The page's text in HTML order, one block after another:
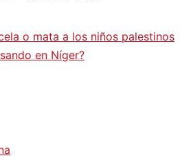
o mata a los niños palestinos
en Níger?